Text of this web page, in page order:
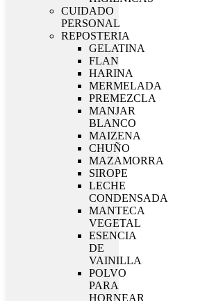
CUIDADO
PERSONAL
REPOSTERIA
GELATINA
FLAN
HARINA
MERMELADA
PREMEZCLA
MANJAR
BLANCO
MAIZENA
CHUÑO
MAZAMORRA
SIROPE
LECHE
CONDENSADA
MANTECA
VEGETAL
ESENCIA
DE
VAINILLA
POLVO
PARA
HORNEAR